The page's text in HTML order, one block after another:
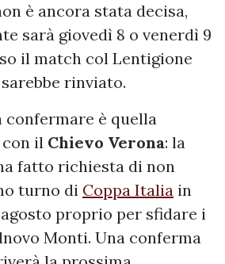
è ancora stata decisa,
sarà giovedì 8 o venerdì 9
il match col Lentigione
rinviato.
confermare è quella
il Chievo Verona: la
fatto richiesta di non
turno di Coppa Italia in
proprio per sfidare i
Monti. Una conferma